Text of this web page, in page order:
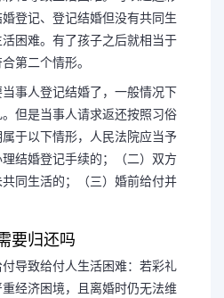
登记、登记结婚但没有共同生
困难。有了孩子之后就相当于
第二个情形。
事人登记结婚了，一般情况下
但是当事人请求返还按照习俗
于以下情形，人民法院应当予
结婚登记手续的；（二）双方
同生活的；（三）婚前给付并
要归还吗
导致给付人生活困难：若彩礼
经济困境，且离婚时仍无法维
按图片识别二维